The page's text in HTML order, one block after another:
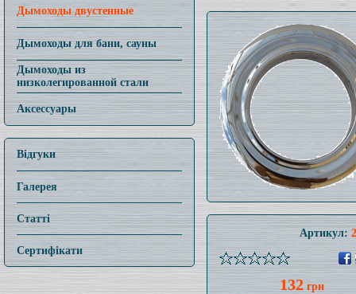
Дымоходы двустенные
Дымоходы для бани, сауны
Дымоходы из
низколегированной стали
Аксессуары
Відгуки
Галерея
Статті
Сертифікати
Артикул:
132 грн